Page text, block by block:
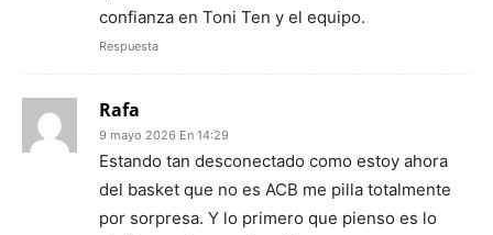
confianza en Toni Ten y el equipo.
Respuesta
Rafa
9 mayo 2026 En 14:29
Estando tan desconectado como estoy ahora
del basket que no es ACB me pilla totalmente
por sorpresa. Y lo primero que pienso es lo